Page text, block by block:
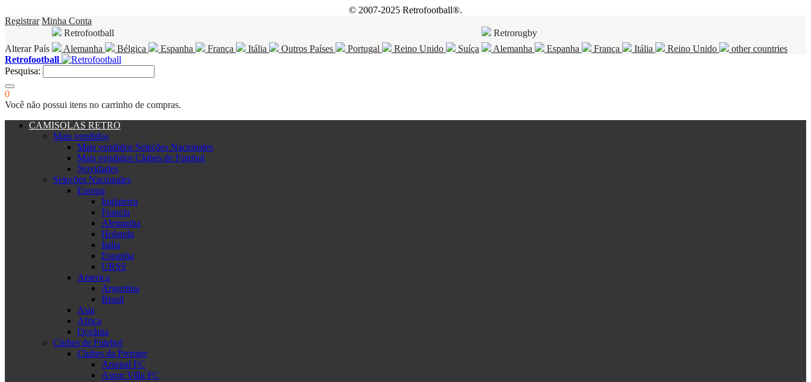
© 2007-2025 Retrofootball®.
Registrar Minha Conta
Alterar País
Retrofootball
Alemanha
Bélgica Espanha França Itália Outros Países Portugal Reino Unido Suíça
Retrorugby
Alemanha
Espanha França Itália Reino Unido
other countries
Retrofootball
Pesquisa:
0
Você não possui itens no carrinho de compras.
CAMISOLAS RETRO
Mais vendidos
Mais vendidos Seleções Nacionales
Mais vendidos Clubes de Futebol
Novidades
Seleções Nacionales
Europa
Inglaterra
Francia
Alemanha
Holanda
Italia
Espanha
URSS
America
Argentina
Brasil
Asia
Africa
Oceânia
Clubes de Futebol
Clubes da Premier
Arsenal FC
Aston Villa FC